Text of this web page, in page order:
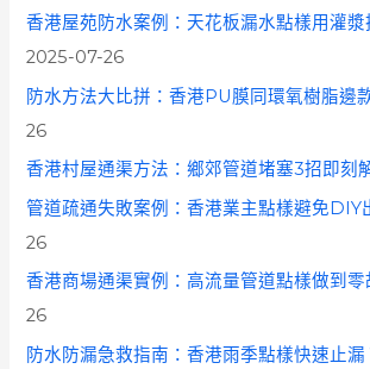
香港屋苑防水案例：天花板漏水點樣用灌漿
2025-07-26
防水方法大比拼：香港PU膜同環氧樹脂邊
26
香港村屋通渠方法：鄉郊管道堵塞3招即刻
管道疏通失敗案例：香港業主點樣避免DIY
26
香港商場通渠實例：高流量管道點樣做到零
26
防水防漏急救指南：香港雨季點樣快速止漏